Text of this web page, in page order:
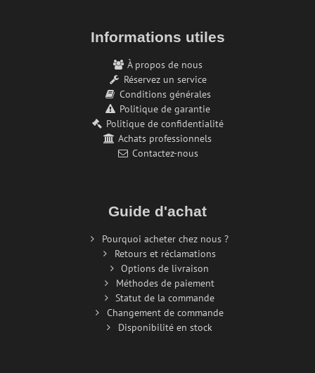
Informations utiles
À propos de nous
Réservez un service
Conditions générales
Politique de garantie
Politique de confidentialité
Achats professionnels
Contactez-nous
Guide d'achat
Pourquoi acheter chez nous ?
Retours et réclamations
Options de livraison
Méthodes de paiement
Statut de la commande
Changement de commande
Disponibilité en stock